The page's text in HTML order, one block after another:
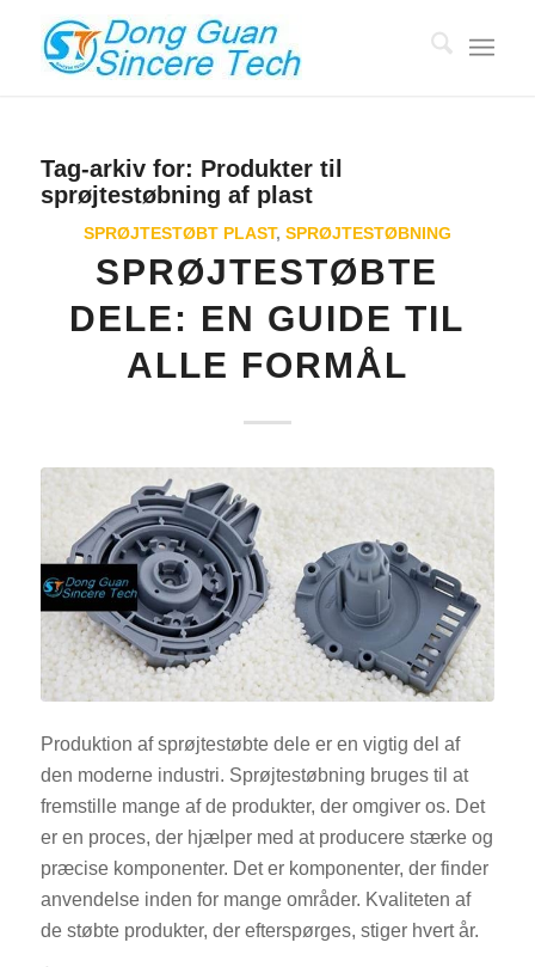
Tag-arkiv for: Produkter til
sprøjtestøbning af plast
SPRØJTESTØBT PLAST, SPRØJTESTØBNING
SPRØJTESTØBTE
DELE: EN GUIDE TIL
ALLE FORMÅL
Produktion af sprøjtestøbte dele er en vigtig del af
den moderne industri. Sprøjtestøbning bruges til at
fremstille mange af de produkter, der omgiver os. Det
er en proces, der hjælper med at producere stærke og
præcise komponenter. Det er komponenter, der finder
anvendelse inden for mange områder. Kvaliteten af
de støbte produkter, der efterspørges, stiger hvert år.